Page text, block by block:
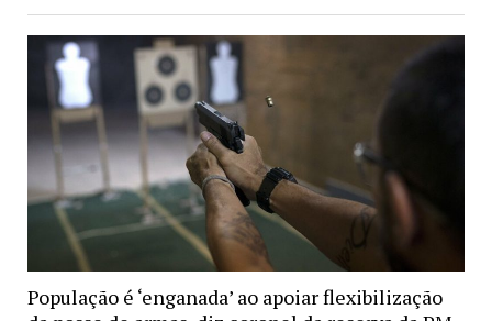
População é ‘enganada’ ao apoiar flexibilização